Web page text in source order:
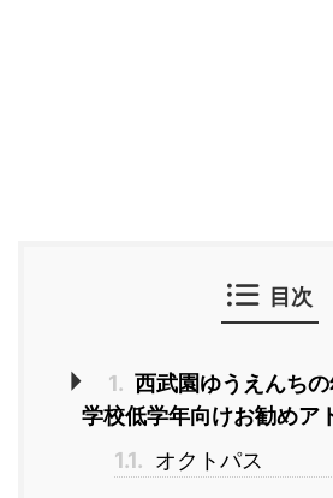
目次
1. 西武園ゆうえんち
学校低学年向けお勧めア
1.1. オクトパス